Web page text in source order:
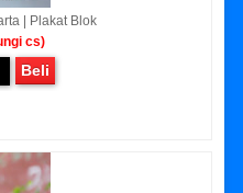
| Plakat Blok
cs)
Beli